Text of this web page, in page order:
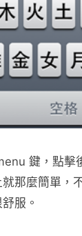
鍵，點擊
那麼簡單，
服。